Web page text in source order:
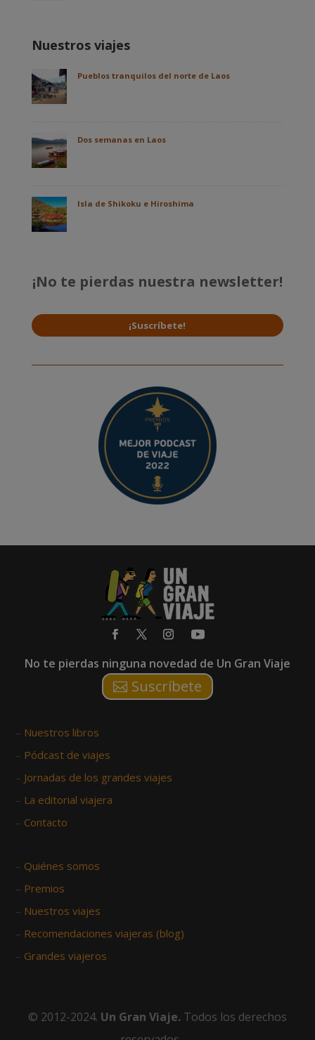
Nuestros viajes
Pueblos tranquilos del norte de Laos
Dos semanas en Laos
Isla de Shikoku e Hiroshima
¡No te pierdas nuestra newsletter!
¡Suscríbete!
No te pierdas ninguna novedad de Un Gran Viaje
Suscríbete
– Nuestros libros
– Pódcast de viajes
– Jornadas de los grandes viajes
– La editorial viajera
– Contacto
– Quiénes somos
– Premios
– Nuestros viajes
– Recomendaciones viajeras (blog)
– Grandes viajeros
© 2012-2024. Un Gran Viaje. Todos los derechos